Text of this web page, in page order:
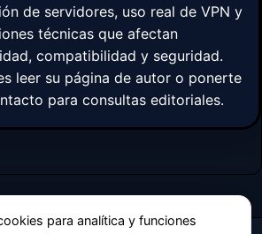
de servidores, uso real de VPN y
técnicas que afectan
compatibilidad y seguridad.
leer su página de autor o ponerte
para consultas editoriales.
para analítica y funciones